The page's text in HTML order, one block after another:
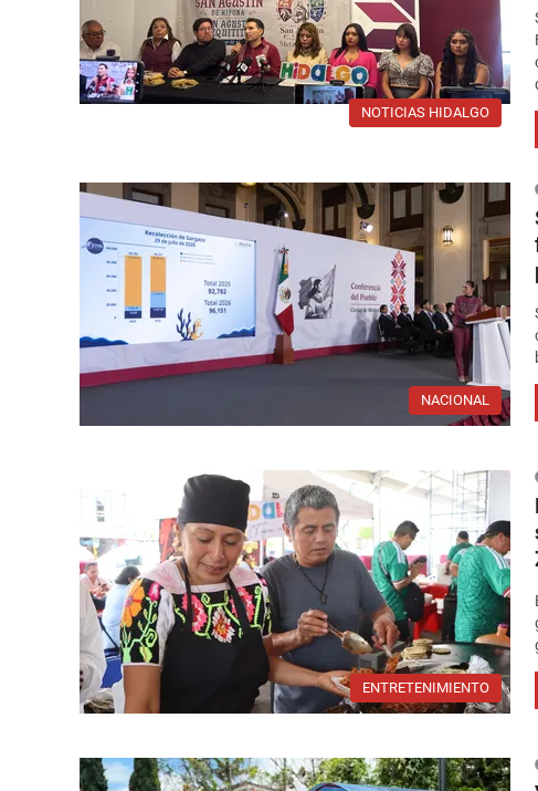
NOTICIAS HIDALGO
NACIONAL
ENTRETENIMIENTO